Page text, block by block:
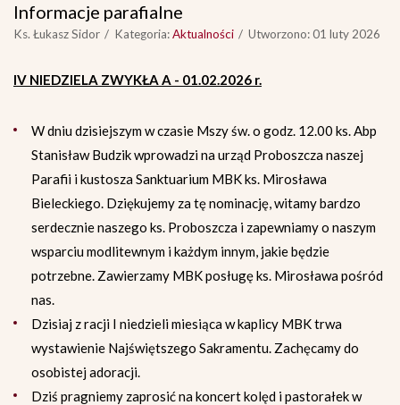
Informacje parafialne
Ks. Łukasz Sidor Kategoria:Aktualności Utworzono: 01 luty 2026
IV NIEDZIELA ZWYKŁA A - 01.02.2026 r.
W dniu dzisiejszym w czasie Mszy św. o godz. 12.00 ks. Abp
Stanisław Budzik wprowadzi na urząd Proboszcza naszej
Parafii i kustosza Sanktuarium MBK ks. Mirosława
Bieleckiego. Dziękujemy za tę nominację, witamy bardzo
serdecznie naszego ks. Proboszcza i zapewniamy o naszym
wsparciu modlitewnym i każdym innym, jakie będzie
potrzebne. Zawierzamy MBK posługę ks. Mirosława pośród
nas.
Dzisiaj z racji I niedzieli miesiąca w kaplicy MBK trwa
wystawienie Najświętszego Sakramentu. Zachęcamy do
osobistej adoracji.
Dziś pragniemy zaprosić na koncert kolęd i pastorałek w